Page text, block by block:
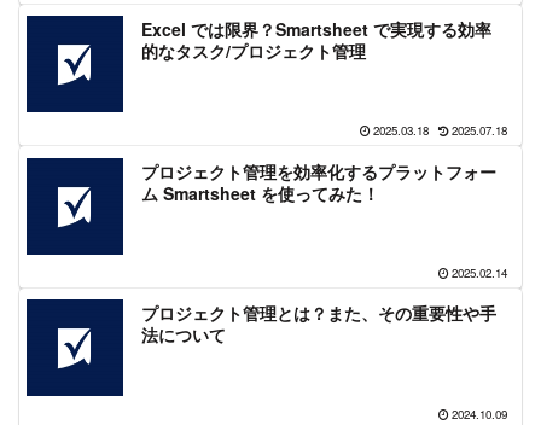
Excel では限界？Smartsheet で実現する効率
的なタスク/プロジェクト管理
2025.03.18 2025.07.18
プロジェクト管理を効率化するプラットフォー
ム Smartsheet を使ってみた！
2025.02.14
プロジェクト管理とは？また、その重要性や手
法について
2024.10.09